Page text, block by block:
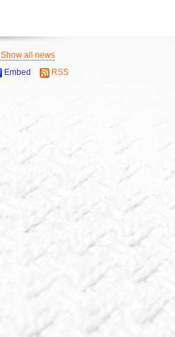
Show all news
Embed
RSS